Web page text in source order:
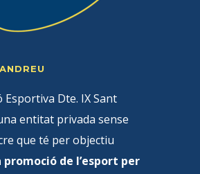
Esportiva Dte. IX Sant
entitat privada sense
que té per objectiu
promoció de l’esport per